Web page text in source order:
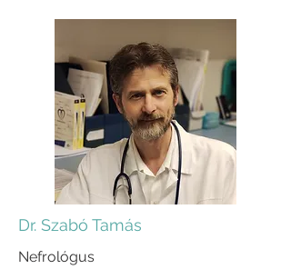
Dr. Szabó Tamás
Nefrológus